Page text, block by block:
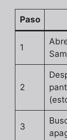
Paso
1
2
3